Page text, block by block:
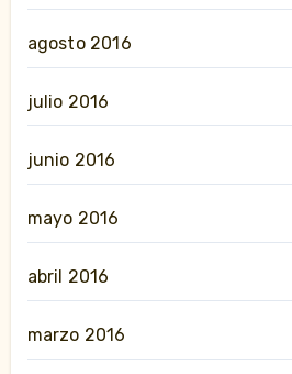
agosto 2016
julio 2016
junio 2016
mayo 2016
abril 2016
marzo 2016